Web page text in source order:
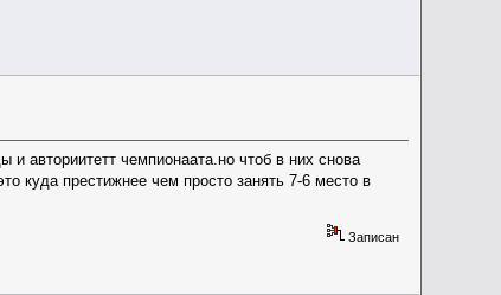
и авториитетт чемпионаата.но чтоб в них снова
куда престижнее чем просто занять 7-6 место в
Записан